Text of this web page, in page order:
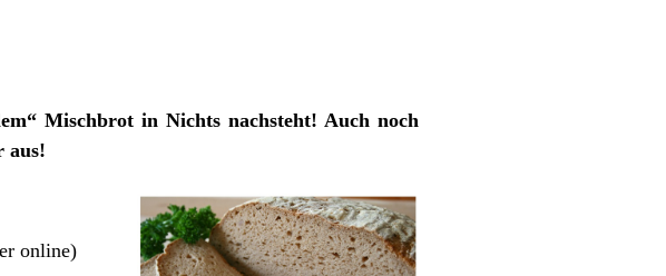
Mischbrot in Nichts nachsteht! Auch noch
aus!
online)